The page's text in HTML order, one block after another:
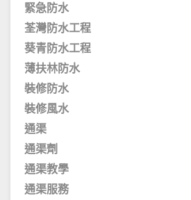
緊急防水
荃灣防水工程
葵青防水工程
薄扶林防水
裝修防水
裝修風水
通渠
通渠劑
通渠教學
通渠服務